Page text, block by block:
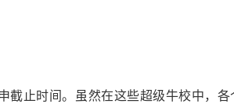
截止时间。虽然在这些超级牛校中，